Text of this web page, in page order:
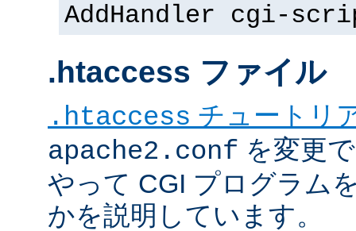
AddHandler cgi-
.htaccess ファイル
.htaccess チュートリ
apache2.conf を変更
やって CGI プログラム
かを説明しています。